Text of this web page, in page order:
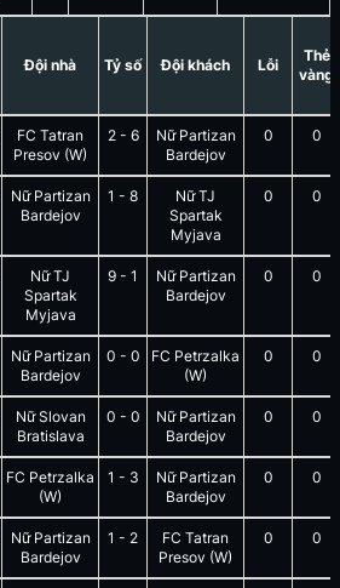
Đội nhà Tỷ số Đội khách Lỗi
Thẻ
vàng
FC Tatran
Presov (W)
2- 6
Nữ Partizan
Bardejov
0 0
Nữ Partizan
Bardejov
1 - 8
Nữ TJ
Spartak
Myjava
0 0
Nữ TJ
Spartak
Myjava
9 - 1
Nữ Partizan
Bardejov
0 0
Nữ Partizan
Bardejov
0 - 0
FC Petrzalka
(W)
0 0
Nữ Slovan
Bratislava
0 - 0
Nữ Partizan
Bardejov
0 0
FC Petrzalka
(W)
1 - 3
Nữ Partizan
Bardejov
0 0
Nữ Partizan
Bardejov
1 - 2
FC Tatran
Presov (W)
0 0